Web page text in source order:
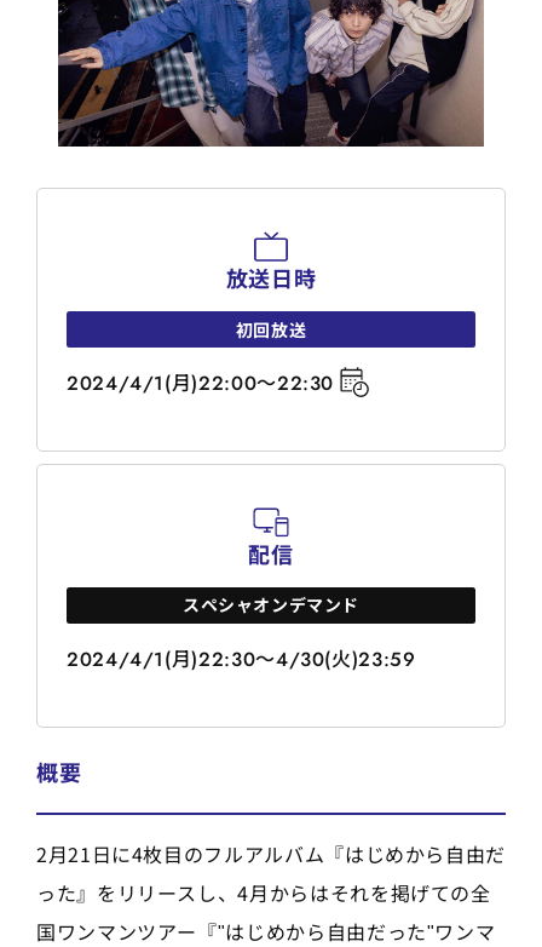
放送日時
初回放送
2024/4/1(月)22:00～22:30
配信
スペシャオンデマンド
2024/4/1(月)22:30～4/30(火)23:59
概要
2月21日に4枚目のフルアルバム『はじめから自由だ
った』をリリースし、4月からはそれを掲げての全
国ワンマンツアー『"はじめから自由だった"ワンマ